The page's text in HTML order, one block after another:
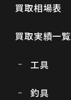
買取相場表
買取実績一覧
工具
釣具